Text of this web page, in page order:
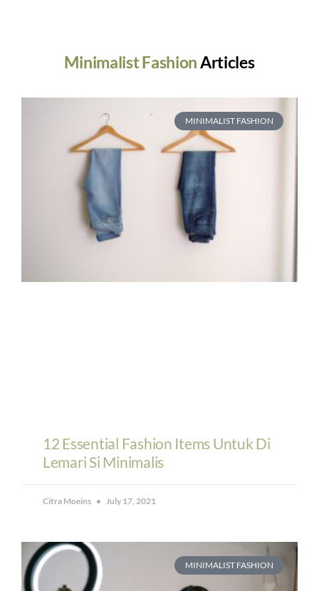
Minimalist Fashion Articles
MINIMALIST FASHION
12 Essential Fashion Items Untuk Di
Lemari Si Minimalis
Citra Moeins July 17, 2021
MINIMALIST FASHION